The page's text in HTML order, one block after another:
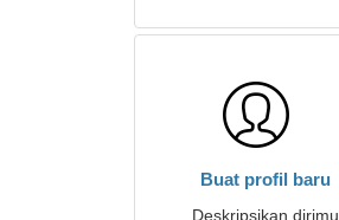
Buat profil baru
Deskripsikan dirimu